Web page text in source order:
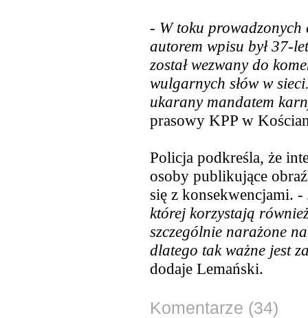
- W toku
autorem wpisu był 37-
został wezwany do
wulgarnych słów w
ukarany mandatem
prasowy KPP w
Policja podkreśla, że
osoby publikujące
się z konsekwencjami. -
której korzystają
szczególnie narażone
dlatego tak ważne jest
dodaje Lemański.
Komentarze (34)